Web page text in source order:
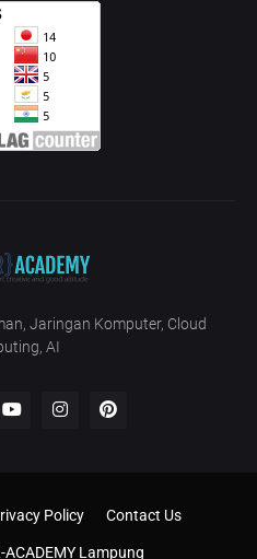
Jaringan Komputer, Cloud
AI
ACADEMY Lampung
Policy Contact Us